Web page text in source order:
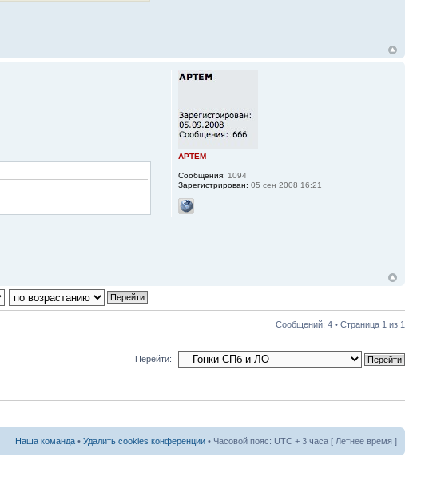
APTEM
Сообщения: 1094
Зарегистрирован: 05 сен 2008 16:21
Сообщений: 4 • Страница 1 из 1
Перейти:
Наша команда • Удалить cookies конференции • Часовой пояс: UTC + 3 часа [ Летнее время ]